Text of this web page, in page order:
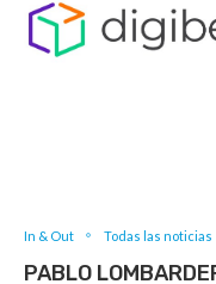
In & Out Todas las noticias
PABLO